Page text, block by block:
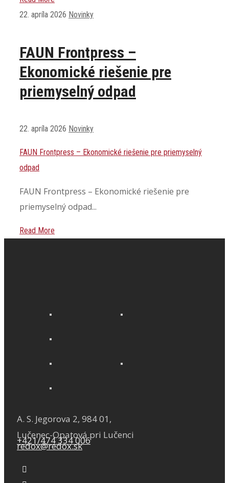
22. apríla 2026 Novinky
FAUN Frontpress –
Ekonomické riešenie pre
priemyselný odpad
22. apríla 2026 Novinky
FAUN Frontpress – Ekonomické riešenie pre priemyselný
odpad
FAUN Frontpress – Ekonomické riešenie pre
priemyselný odpad...
Read More
A. S. Jegorova 2, 984 01,
Lučenec-Opatová pri Lučenci
+421/474 334 006
redox@redox.sk